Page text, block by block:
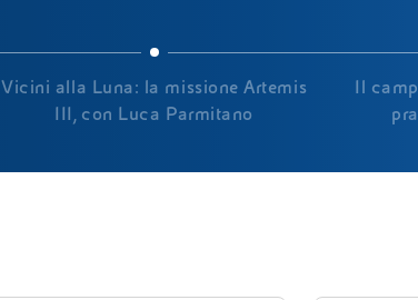
Vicini alla Luna: la missione Artemis
III, con Luca Parmitano
Il